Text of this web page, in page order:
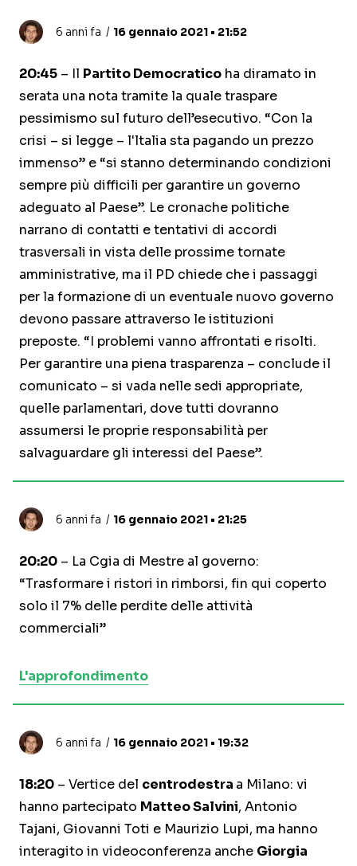
6 anni fa 16 gennaio 2021 • 21:52
20:45 – Il Partito Democratico ha diramato in
serata una nota tramite la quale traspare
pessimismo sul futuro dell’esecutivo. “Con la
crisi – si legge – l'ltalia sta pagando un prezzo
immenso” e “si stanno determinando condizioni
sempre più difficili per garantire un governo
adeguato al Paese”. Le cronache politiche
narrano di contatti e tentativi di accordi
trasversali in vista delle prossime tornate
amministrative, ma il PD chiede che i passaggi
per la formazione di un eventuale nuovo governo
devono passare attraverso le istituzioni
preposte. “I problemi vanno affrontati e risolti.
Per garantire una piena trasparenza – conclude il
comunicato – si vada nelle sedi appropriate,
quelle parlamentari, dove tutti dovranno
assumersi le proprie responsabilità per
salvaguardare gli interessi del Paese”.
6 anni fa 16 gennaio 2021 • 21:25
20:20 – La Cgia di Mestre al governo:
“Trasformare i ristori in rimborsi, fin qui coperto
solo il 7% delle perdite delle attività
commerciali”
L'approfondimento
6 anni fa 16 gennaio 2021 • 19:32
18:20 – Vertice del centrodestra a Milano: vi
hanno partecipato Matteo Salvini, Antonio
Tajani, Giovanni Toti e Maurizio Lupi, ma hanno
interagito in videoconferenza anche Giorgia